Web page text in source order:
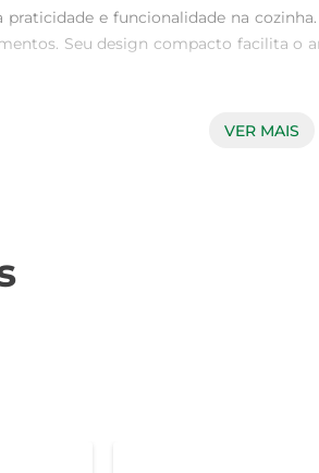
e funcionalidade na
Seu design compacto facilita
uma pegada segura e
VER MAIS